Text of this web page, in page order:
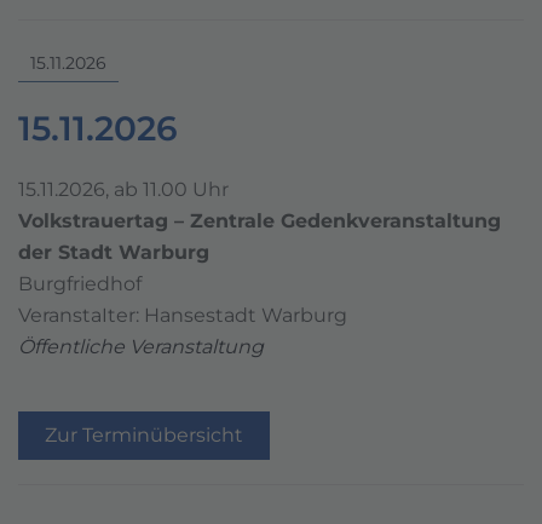
15.11.2026
15.11.2026
15.11.2026, ab 11.00 Uhr
Volkstrauertag – Zentrale Gedenkveranstaltung
der Stadt Warburg
Burgfriedhof
VeranstaIter: Hansestadt Warburg
Öffentliche Veranstaltung
Zur Terminübersicht